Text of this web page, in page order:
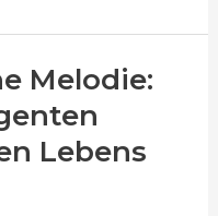
Melodie:
Lebens